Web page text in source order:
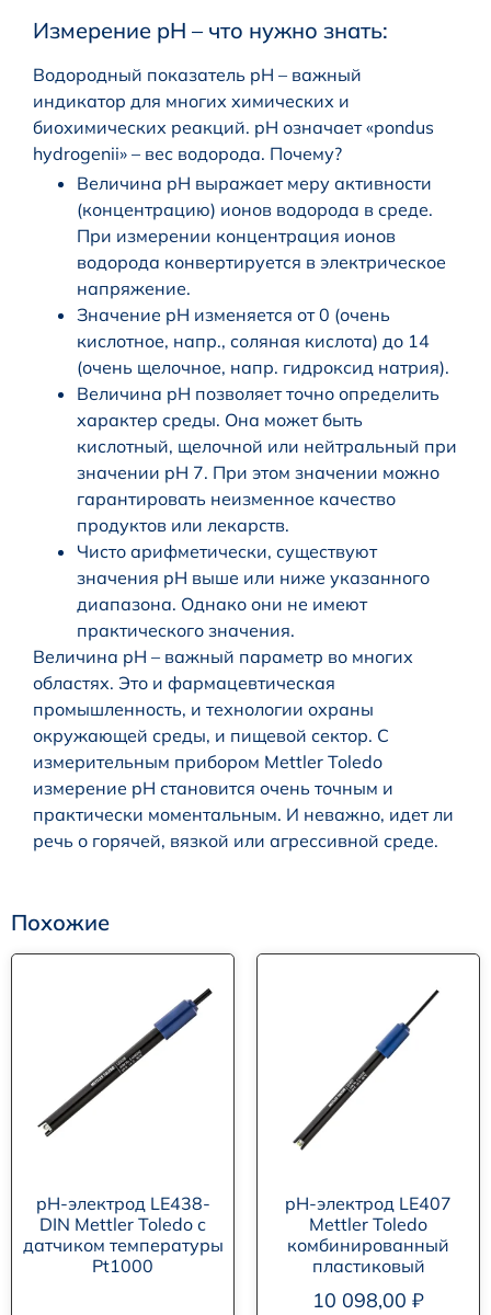
Измерение pH – что нужно знать:
Водородный показатель pH – важный
индикатор для многих химических и
биохимических реакций. pH означает «pondus
hydrogenii» – вес водорода. Почему?
Величина pH выражает меру активности
(концентрацию) ионов водорода в среде.
При измерении концентрация ионов
водорода конвертируется в электрическое
напряжение.
Значение pH изменяется от 0 (очень
кислотное, напр., соляная кислота) до 14
(очень щелочное, напр. гидроксид натрия).
Величина pH позволяет точно определить
характер среды. Она может быть
кислотный, щелочной или нейтральный при
значении pH 7. При этом значении можно
гарантировать неизменное качество
продуктов или лекарств.
Чисто арифметически, существуют
значения pH выше или ниже указанного
диапазона. Однако они не имеют
практического значения.
Величина pH – важный параметр во многих
областях. Это и фармацевтическая
промышленность, и технологии охраны
окружающей среды, и пищевой сектор. С
измерительным прибором Mettler Toledo
измерение pH становится очень точным и
практически моментальным. И неважно, идет ли
речь о горячей, вязкой или агрессивной среде.
Похожие
pH-электрод LE438-
DIN Mettler Toledo с
датчиком температуры
Pt1000
pH-электрод LE407
Mettler Toledo
комбинированный
пластиковый
10 098,00 ₽